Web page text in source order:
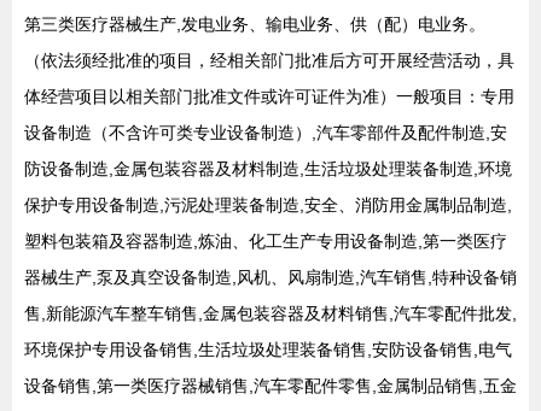
第三类医疗器械生产,发电业务、输电业务、供（配）电业务。
（依法须经批准的项目，经相关部门批准后方可开展经营活动，具
体经营项目以相关部门批准文件或许可证件为准）一般项目：专用
设备制造（不含许可类专业设备制造）,汽车零部件及配件制造,安
防设备制造,金属包装容器及材料制造,生活垃圾处理装备制造,环境
保护专用设备制造,污泥处理装备制造,安全、消防用金属制品制造,
塑料包装箱及容器制造,炼油、化工生产专用设备制造,第一类医疗
器械生产,泵及真空设备制造,风机、风扇制造,汽车销售,特种设备销
售,新能源汽车整车销售,金属包装容器及材料销售,汽车零配件批发,
环境保护专用设备销售,生活垃圾处理装备销售,安防设备销售,电气
设备销售,第一类医疗器械销售,汽车零配件零售,金属制品销售,五金